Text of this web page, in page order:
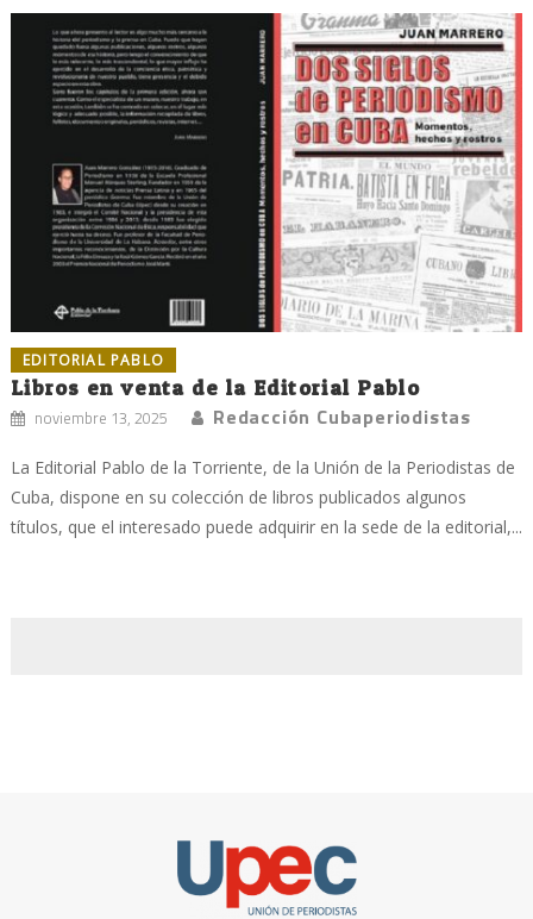
EDITORIAL PABLO
Libros en venta de la Editorial Pablo
noviembre 13, 2025 Redacción Cubaperiodistas
La Editorial Pablo de la Torriente, de la Unión de la Periodistas de
Cuba, dispone en su colección de libros publicados algunos
títulos, que el interesado puede adquirir en la sede de la editorial,...